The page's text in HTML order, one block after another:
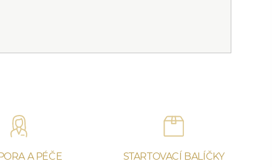
A PÉČE STARTOVACÍ BALÍČKY